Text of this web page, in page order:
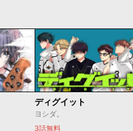
ディグイット
ヨシダ。
3話無料